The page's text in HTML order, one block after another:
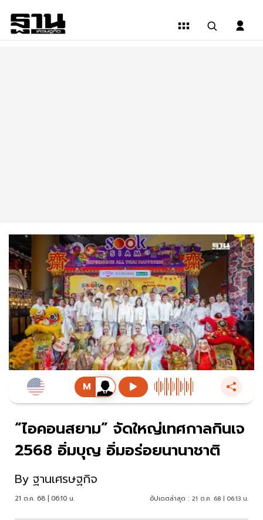
“ไอคอนสยาม” จัดใหญ่เทศกาลกินเจ
2568 อิ่มบุญ อิ่มอร่อยนานาชาติ
By ฐานเศรษฐกิจ
21 ต.ค. 68 | 06:10 น. อัปเดตล่าสุด : 21 ต.ค. 68 | 06:13 น.